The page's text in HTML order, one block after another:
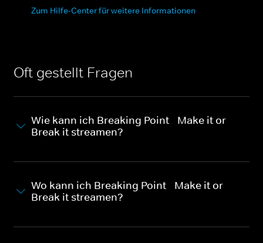
Zum Hilfe-Center für weitere Informationen
Oft gestellt Fragen
Wie kann ich Breaking Point - Make it or
Break it streamen?
Wo kann ich Breaking Point - Make it or
Break it streamen?